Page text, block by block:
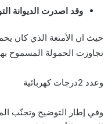
وقد اصدرت الديوانة
حيث ان الأمتعة الذي كان
تجاوزت الحمولة المسموح بها وعدد
وعدد 2درجات كهربائية
وفي إطار التوضيح وتجنّب